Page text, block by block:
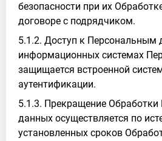
безопасности при их
договоре с подрядчиком.
5.1.2. Доступ к Персональным
информационных системах
защищается встроенной
аутентификации.
5.1.3. Прекращение
данных осуществляется по
установленных сроков